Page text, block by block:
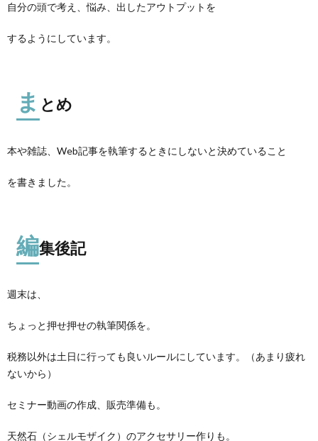
自分の頭で考え、悩み、出したアウトプットを
するようにしています。
ま とめ
本や雑誌、Web記事を執筆するときにしないと決めていること
を書きました。
編集後記
週末は、
ちょっと押せ押せの執筆関係を。
税務以外は土日に行っても良いルールにしています。（あまり疲れ
ないから）
セミナー動画の作成、販売準備も。
天然石（シェルモザイク）のアクセサリー作りも。